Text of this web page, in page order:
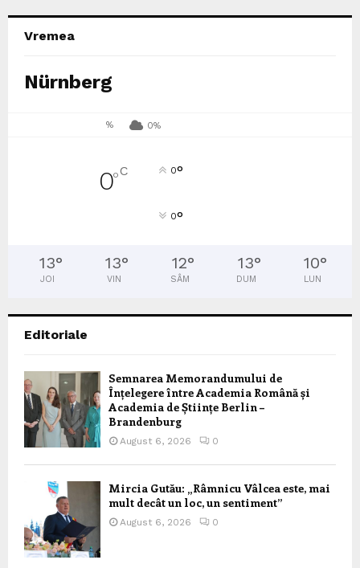
Vremea
Nürnberg
% 0%
0°C 0°
0°
13°
JOI
13°
VIN
12°
SÂM
13°
DUM
10°
LUN
Editoriale
Semnarea Memorandumului de
Înțelegere între Academia Română și
Academia de Științe Berlin –
Brandenburg
August 6, 2026 0
Mircia Gutău: „Râmnicu Vâlcea este, mai
mult decât un loc, un sentiment”
August 6, 2026 0